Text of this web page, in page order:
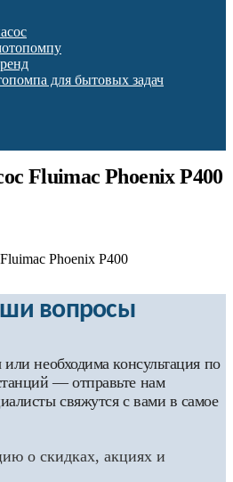
для бытовых задач
Fluimac Phoenix P400
Phoenix P400
вопросы
необходима консультация по
— отправьте нам
свяжутся с вами в самое
о скидках, акциях и